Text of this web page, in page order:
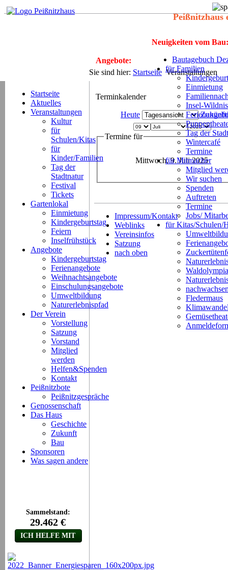
Peißnitzhaus
Neuigkeiten vom Bau:
Bautagebuch
für Familien
Einmietung
Insel-
Tag der
Wintercafé
Termine
für Mitmacher
Mitglied
Wir suchen
Spenden
Auftreten
Termine
Jobs/
für Kitas/Schulen/
Fledermaus
Angebote:
Sie sind hier: Startseite Veranstaltungen
Startseite
Aktuelles
Veranstaltungen
Kultur
für
Schulen/Kitas
für
Kinder/Familien
Tag der
Stadtnatur
Festival
Tickets
Gartenlokal
Einmietung
Kindergeburtstag
Feiern
Inselfrühstück
Angebote
Kindergeburtstag
Ferienangebote
Weihnachtsangebote
Einschulungsangebote
Umweltbildung
Naturerlebnispfad
Der Verein
Vorstellung
Satzung
Vorstand
Mitglied
werden
Helfen&Spenden
Kontakt
Peißnitzbote
Peißnitzgespräche
Genossenschaft
Das Haus
Geschichte
Zukunft
Bau
Sponsoren
Was sagen andere
Terminkalender
Heute
Termine für
Mittwoch, 9. Juli 2025
Impressum/Kontakt
Weblinks
Vereinsinfos
Satzung
nach oben